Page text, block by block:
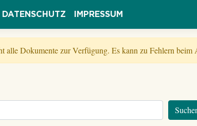
DATENSCHUTZ IMPRESSUM
Dokumente zur Verfügung. Es kann zu Fehlern